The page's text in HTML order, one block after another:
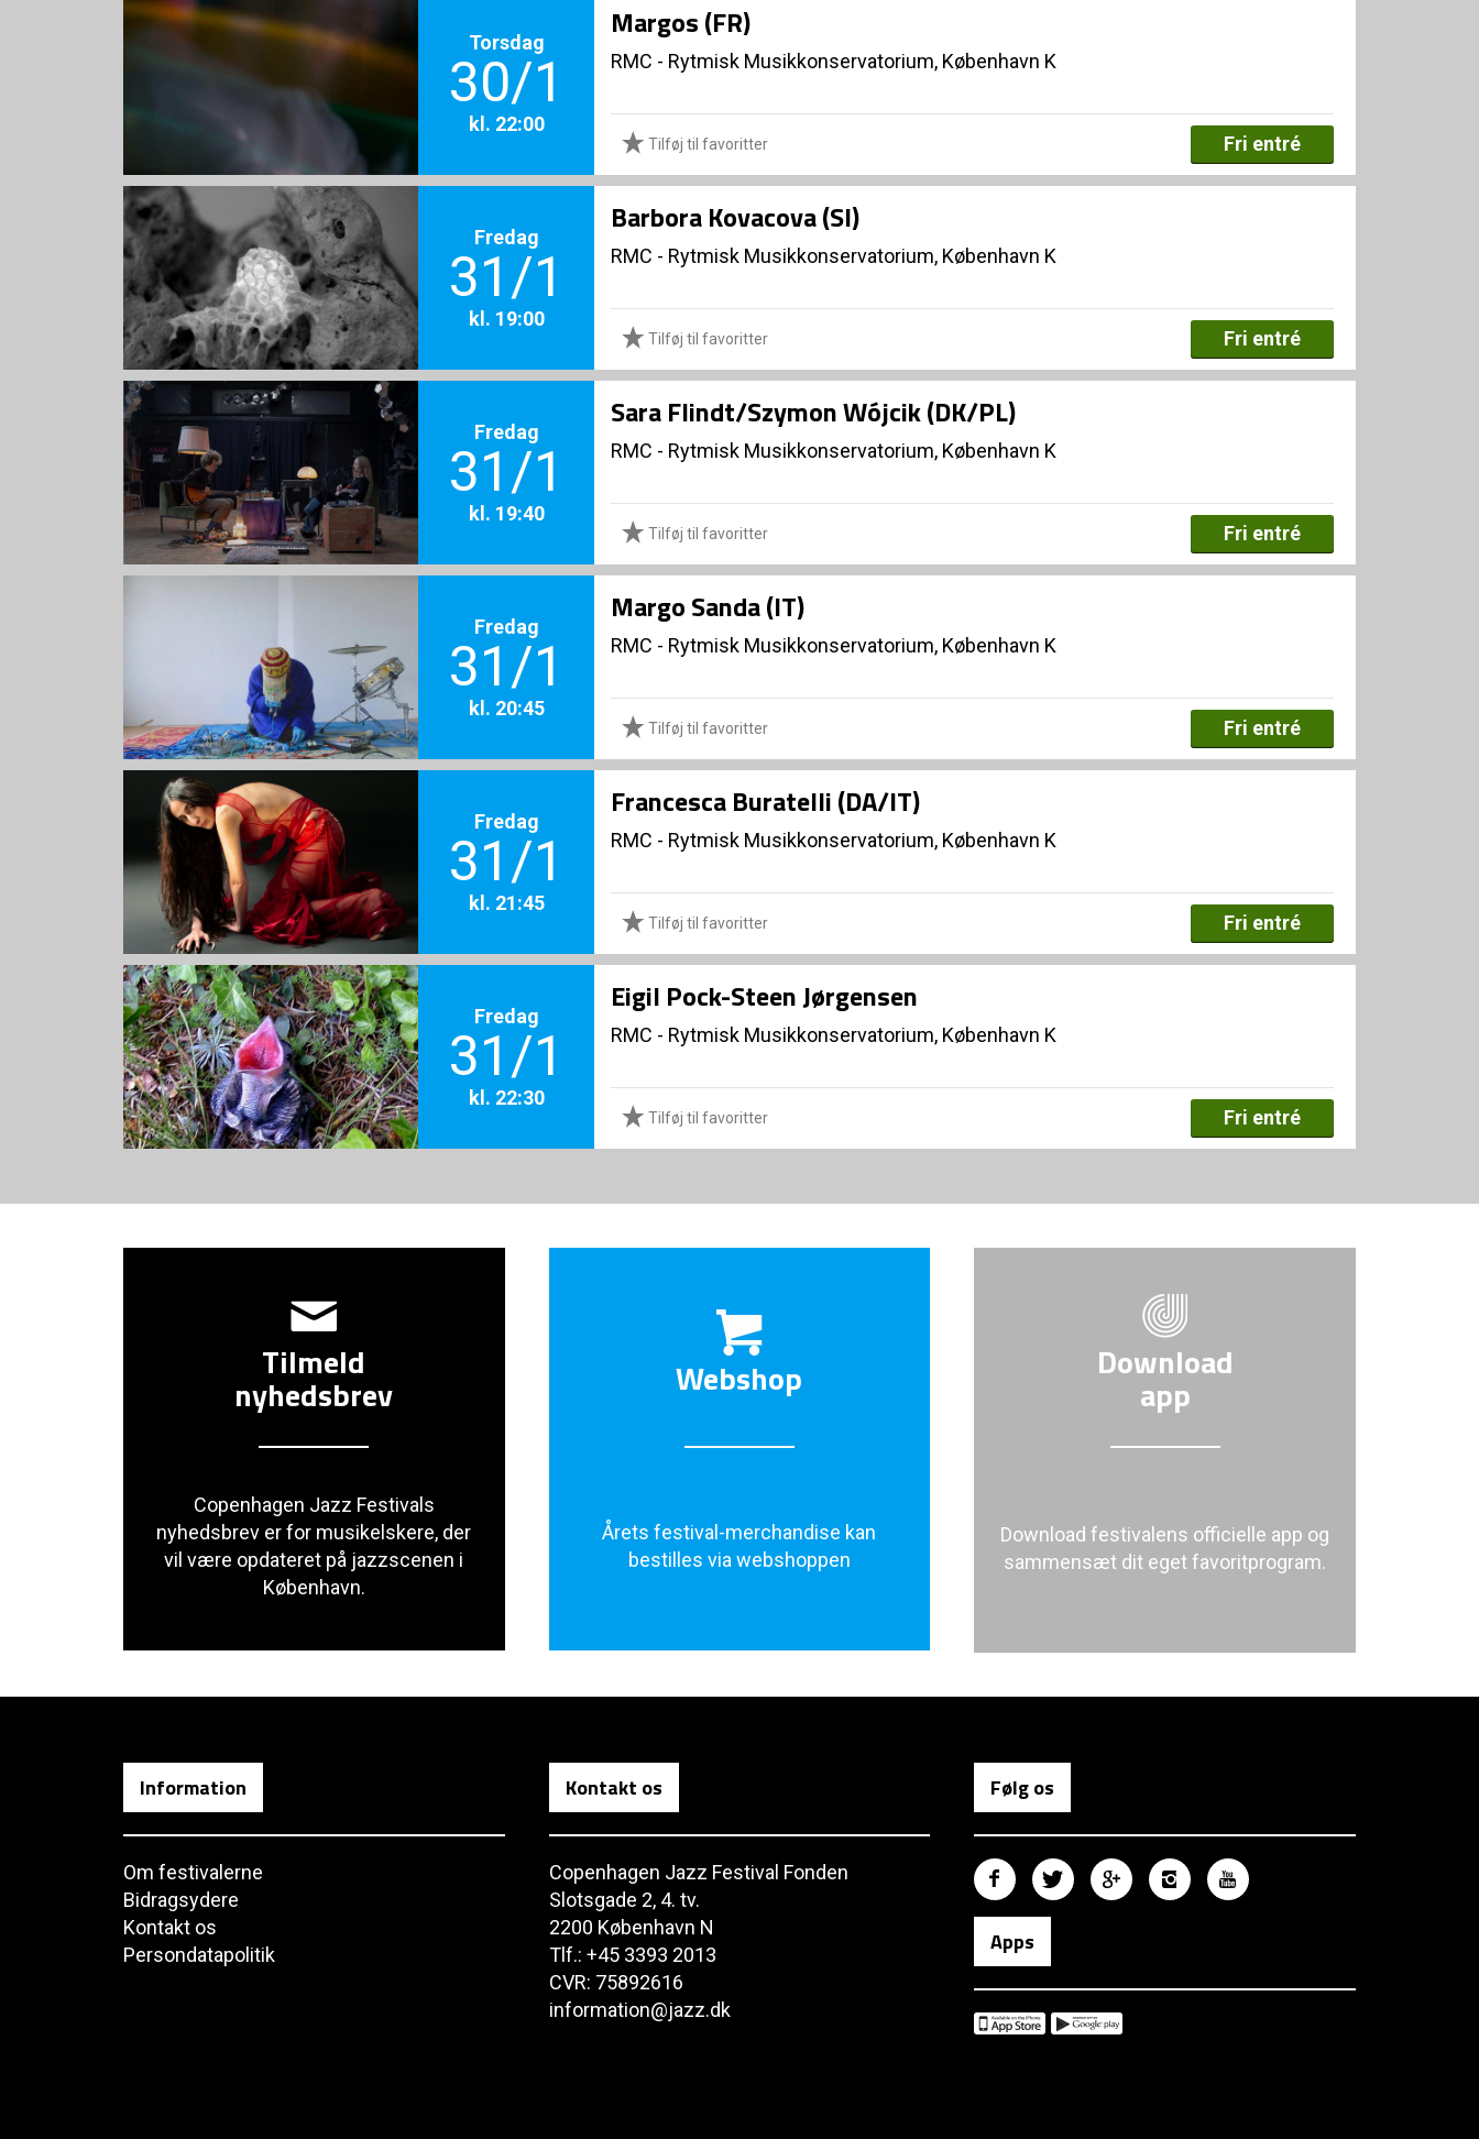
Torsdag
30/1
kl. 22:00
Margos (FR)
RMC - Rytmisk Musikkonservatorium, København K
Tilføj til favoritter Fri entré
Fredag
31/1
kl. 19:00
Barbora Kovacova (SI)
RMC - Rytmisk Musikkonservatorium, København K
Tilføj til favoritter Fri entré
Fredag
31/1
kl. 19:40
Sara Flindt/Szymon Wójcik (DK/PL)
RMC - Rytmisk Musikkonservatorium, København K
Tilføj til favoritter Fri entré
Fredag
31/1
kl. 20:45
Margo Sanda (IT)
RMC - Rytmisk Musikkonservatorium, København K
Tilføj til favoritter Fri entré
Fredag
31/1
kl. 21:45
Francesca Buratelli (DA/IT)
RMC - Rytmisk Musikkonservatorium, København K
Tilføj til favoritter Fri entré
Fredag
31/1
kl. 22:30
Eigil Pock-Steen Jørgensen
RMC - Rytmisk Musikkonservatorium, København K
Tilføj til favoritter Fri entré
Tilmeld
nyhedsbrev
Copenhagen Jazz Festivals
nyhedsbrev er for musikelskere, der
vil være opdateret på jazzscenen i
København.
Webshop
Årets festival-merchandise kan
bestilles via webshoppen
Download
app
Download festivalens officielle app og
sammensæt dit eget favoritprogram.
Information
Om festivalerne
Bidragsydere
Kontakt os
Persondatapolitik
Kontakt os
Copenhagen Jazz Festival Fonden
Slotsgade 2, 4. tv.
2200 København N
Tlf.: +45 3393 2013
CVR: 75892616
information@jazz.dk
Følg os
Apps